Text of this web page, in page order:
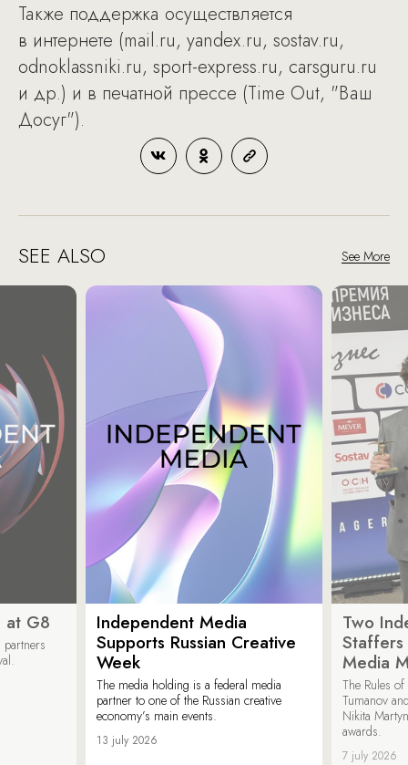
Также поддержка осуществляется
в интернете (mail.ru, yandex.ru, sostav.ru,
odnoklassniki.ru, sport-express.ru, carsguru.ru
и др.) и в печатной прессе (Time Out, "Ваш
Досуг").
SEE ALSO See More
at G8
Independent Media
Supports Russian Creative
Week
The media holding is a federal media
partner to one of the Russian creative
economy’s main events.
13 july 2026
Two
Media
The Rules
Tumanov
Nikita
awards.
7 july 2026